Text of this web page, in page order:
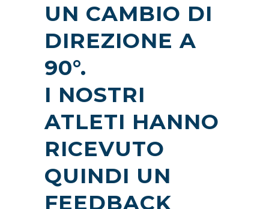
UN CAMBIO DI
DIREZIONE A
90°.
I NOSTRI
ATLETI HANNO
RICEVUTO
QUINDI UN
FEEDBACK